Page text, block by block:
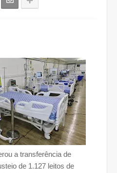
a transferência de
de 1.127 leitos de